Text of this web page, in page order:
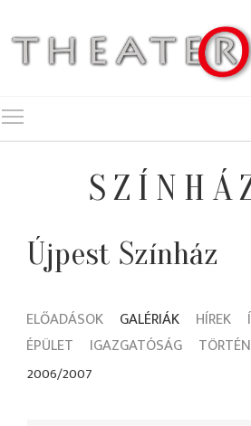
Újpest Színház
ELŐADÁSOK GALÉRIÁK HÍREK
ÉPÜLET
IGAZGATÓSÁG
2006/2007